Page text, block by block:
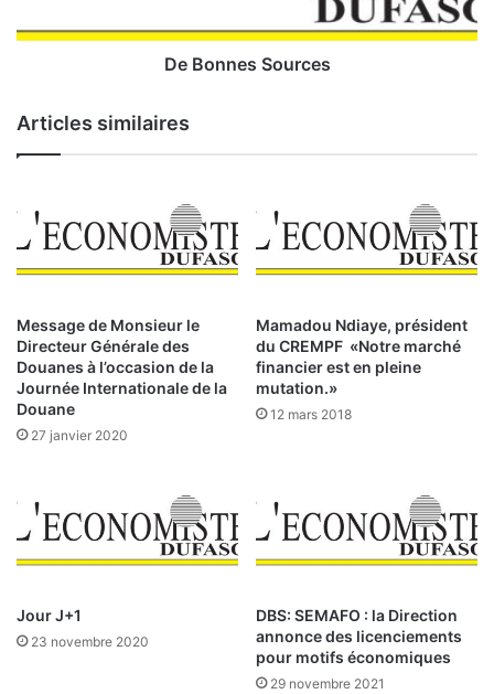
t
r
a
r
s
3
0
%
p
r
o
e
n
e
t
d
S
c
e
De Bonnes Sources
Articles similaires
Message de Monsieur le
Directeur Générale des
Douanes à l’occasion de la
Journée Internationale de la
Douane
27 janvier 2020
Mamadou Ndiaye, président
du CREMPF «Notre marché
financier est en pleine
mutation.»
12 mars 2018
Jour J+1
23 novembre 2020
DBS: SEMAFO : la Direction
annonce des licenciements
pour motifs économiques
29 novembre 2021